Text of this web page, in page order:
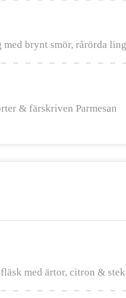
med brynt smör, rårörda
& färskriven Parmesan
med ärtor, citron &